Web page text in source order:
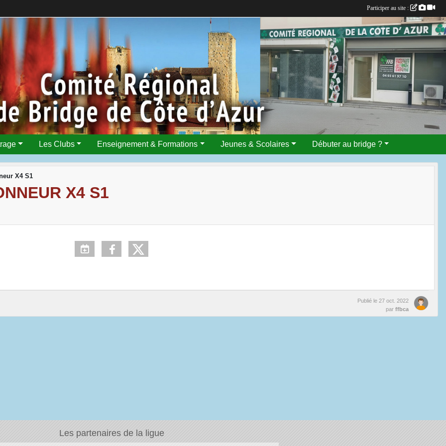
Les Clubs Enseignement & Formations Jeunes & Scolaires Débuter au bridge ?
X4 S1
X4 S1
Publié le 27 oct. 2022
par ffbca
Les partenaires de la ligue
Participer au site :